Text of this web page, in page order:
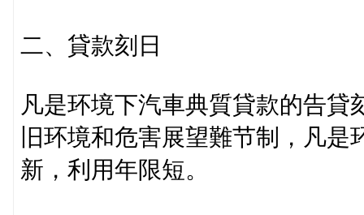
二、貸款刻日
凡是环境下汽車典質貸款的告
旧环境和危害展望難节制，凡
新，利用年限短。